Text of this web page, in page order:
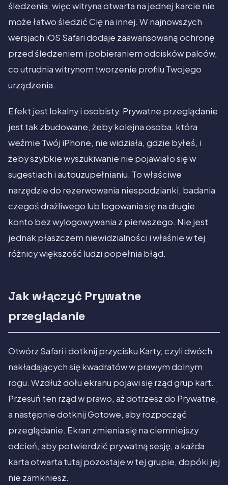
śledzenia, więc witryna otwarta na jednej karcie nie
może łatwo śledzić Cię na innej. W najnowszych
wersjach iOS Safari dodaje zaawansowaną ochronę
przed śledzeniem i pobieraniem odcisków palców,
co utrudnia witrynom tworzenie profilu Twojego
urządzenia.
Efekt jest lokalny i osobisty. Prywatne przeglądanie
jest tak zbudowane, żeby kolejna osoba, która
weźmie Twój iPhone, nie widziała, gdzie byłeś, i
żeby szybkie wyszukiwanie nie pojawiało się w
sugestiach i autouzupełnianiu. To właściwe
narzędzie do rezerwowania niespodzianki, badania
czegoś drażliwego lub logowania się na drugie
konto bez wylogowywania z pierwszego. Nie jest
jednak płaszczem niewidzialności i właśnie w tej
różnicy większość ludzi popełnia błąd.
Jak włączyć Prywatne
przeglądanie
Otwórz Safari i dotknij przycisku Karty, czyli dwóch
nakładających się kwadratów w prawym dolnym
rogu. Wzdłuż dołu ekranu pojawi się rząd grup kart.
Przesuń ten rząd w prawo, aż dotrzesz do Prywatne,
a następnie dotknij Gotowe, aby rozpocząć
przeglądanie. Ekran zmienia się na ciemniejszy
odcień, aby potwierdzić prywatną sesję, a każda
karta otwarta tutaj pozostaje w tej grupie, dopóki jej
nie zamkniesz.